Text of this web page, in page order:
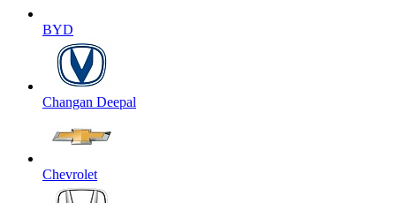
BYD
Changan Deepal
Chevrolet